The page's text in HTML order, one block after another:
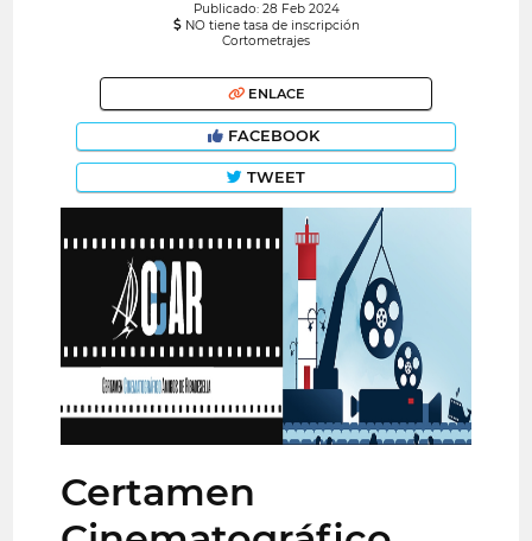
Publicado: 28 Feb 2024
NO tiene tasa de inscripción
Cortometrajes
ENLACE
FACEBOOK
TWEET
Certamen